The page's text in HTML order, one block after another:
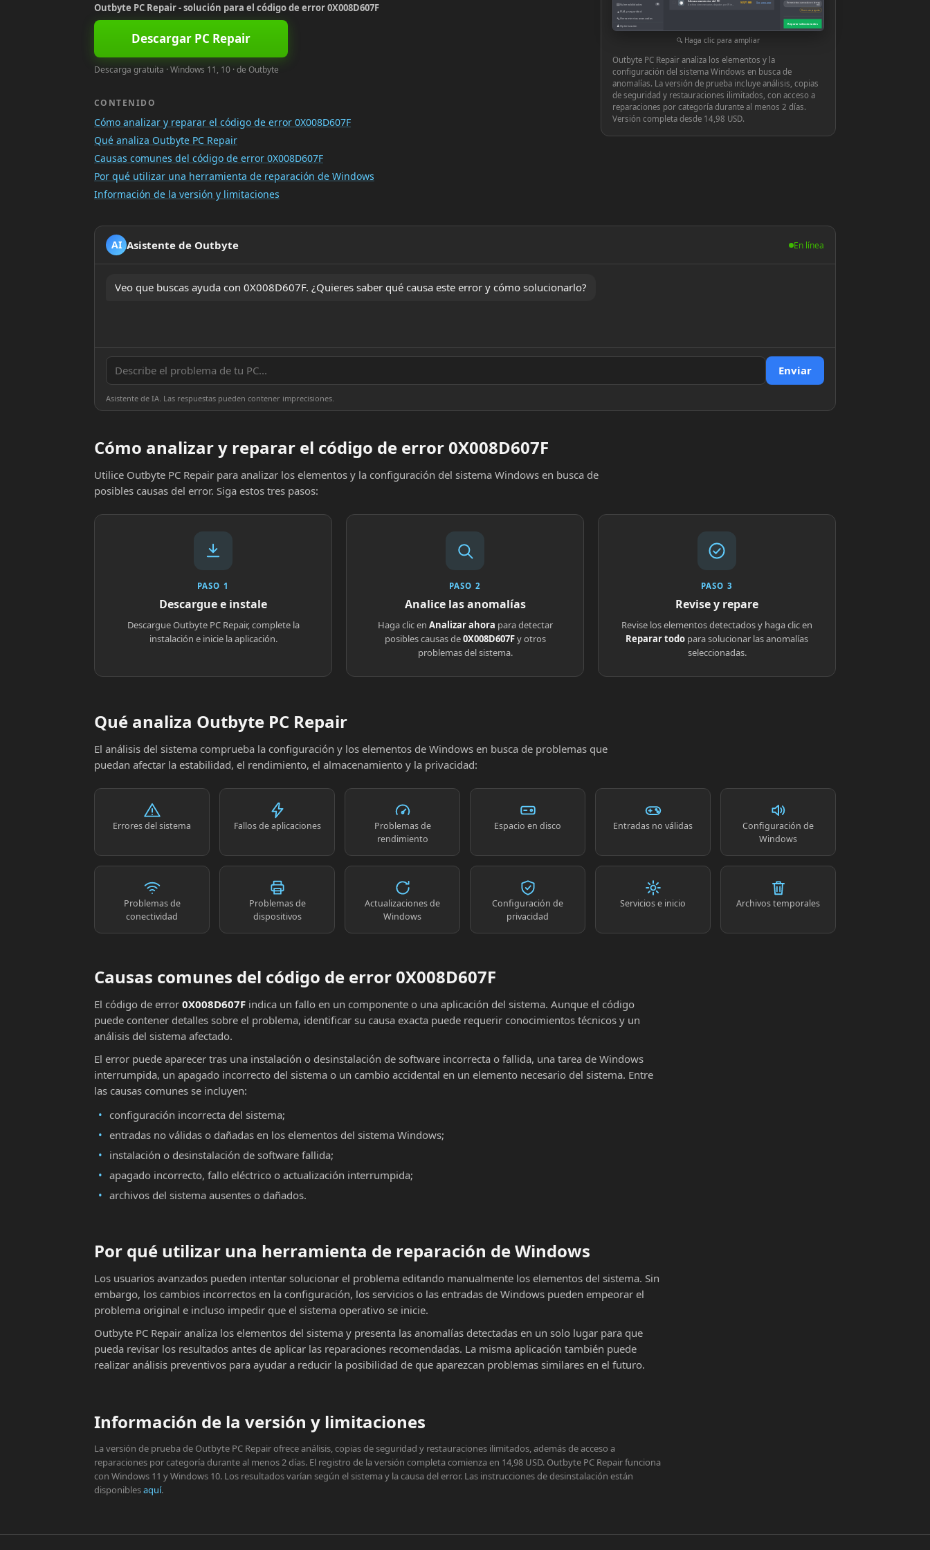
Outbyte PC Repair - solución para el código de error 0X008D607F
Descargar PC Repair
Descarga gratuita · Windows 11, 10 · de Outbyte
CONTENIDO
Cómo analizar y reparar el código de error 0X008D607F
Qué analiza Outbyte PC Repair
Causas comunes del código de error 0X008D607F
Por qué utilizar una herramienta de reparación de Windows
Información de la versión y limitaciones
▤Vulnerabilidades 10
● PUA y seguridad
🔧Herramientas avanzadas
♟Optimización
◉ Archivos innecesarios dejados por Windows o las aplicaciones
939,71 MB Ver y reparar Herramientas avanzadas en tiempo
real
Hacer una pregunta
Reparar seleccionados
Haga clic para ampliar
Outbyte PC Repair analiza los elementos y la
configuración del sistema Windows en busca de
anomalías. La versión de prueba incluye análisis, copias
de seguridad y restauraciones ilimitados, con acceso a
reparaciones por categoría durante al menos 2 días.
Versión completa desde 14,98 USD.
AI Asistente de Outbyte En línea
Veo que buscas ayuda con 0X008D607F. ¿Quieres saber qué causa este error y cómo solucionarlo?
Enviar
Asistente de IA. Las respuestas pueden contener imprecisiones.
Cómo analizar y reparar el código de error 0X008D607F
Utilice Outbyte PC Repair para analizar los elementos y la configuración del sistema Windows en busca de
posibles causas del error. Siga estos tres pasos:
PASO 1
Descargue e instale
Descargue Outbyte PC Repair, complete la
instalación e inicie la aplicación.
PASO 2
Analice las anomalías
Haga clic en Analizar ahora para detectar
posibles causas de0X008D607Fy otros
problemas del sistema.
PASO 3
Revise y repare
Revise los elementos detectados y haga clic en
Reparar todo para solucionar las anomalías
seleccionadas.
Qué analiza Outbyte PC Repair
El análisis del sistema comprueba la configuración y los elementos de Windows en busca de problemas que
puedan afectar la estabilidad, el rendimiento, el almacenamiento y la privacidad:
Errores del sistema Fallos de aplicaciones
Problemas de
rendimiento
Espacio en disco Entradas no válidas
Configuración de
Windows
Problemas de
conectividad
Problemas de
dispositivos
Actualizaciones de
Windows
Configuración de
privacidad
Servicios e inicio Archivos temporales
Causas comunes del código de error 0X008D607F
El código de error 0X008D607F indica un fallo en un componente o una aplicación del sistema. Aunque el código
puede contener detalles sobre el problema, identificar su causa exacta puede requerir conocimientos técnicos y un
análisis del sistema afectado.
El error puede aparecer tras una instalación o desinstalación de software incorrecta o fallida, una tarea de Windows
interrumpida, un apagado incorrecto del sistema o un cambio accidental en un elemento necesario del sistema. Entre
las causas comunes se incluyen:
configuración incorrecta del sistema;
entradas no válidas o dañadas en los elementos del sistema Windows;
instalación o desinstalación de software fallida;
apagado incorrecto, fallo eléctrico o actualización interrumpida;
archivos del sistema ausentes o dañados.
Por qué utilizar una herramienta de reparación de Windows
Los usuarios avanzados pueden intentar solucionar el problema editando manualmente los elementos del sistema. Sin
embargo, los cambios incorrectos en la configuración, los servicios o las entradas de Windows pueden empeorar el
problema original e incluso impedir que el sistema operativo se inicie.
Outbyte PC Repair analiza los elementos del sistema y presenta las anomalías detectadas en un solo lugar para que
pueda revisar los resultados antes de aplicar las reparaciones recomendadas. La misma aplicación también puede
realizar análisis preventivos para ayudar a reducir la posibilidad de que aparezcan problemas similares en el futuro.
Información de la versión y limitaciones
La versión de prueba de Outbyte PC Repair ofrece análisis, copias de seguridad y restauraciones ilimitados, además de acceso a
reparaciones por categoría durante al menos 2 días. El registro de la versión completa comienza en 14,98 USD. Outbyte PC Repair funciona
con Windows 11 y Windows 10. Los resultados varían según el sistema y la causa del error. Las instrucciones de desinstalación están
disponiblesaquí.